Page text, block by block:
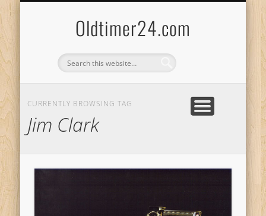
Oldtimer24.com
CURRENTLY BROWSING TAG
Jim Clark